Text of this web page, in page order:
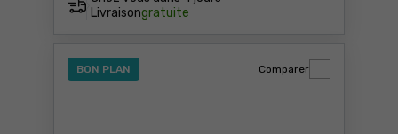
Livraisongratuite
BON PLAN Comparer